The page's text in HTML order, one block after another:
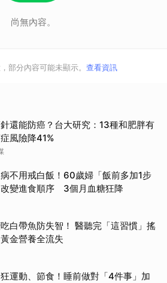
尚無內容。
部分內容可能未顯示。 查看資訊
還能防癌？台大研究：13種和肥胖有
風險降41%
不用戒白飯！60歲婦「飯前多加1步
變進食順序 3個月血糖狂降
白帶魚防失智！ 醫聽完「這習慣」搖
金營養全流失
運動、節食！睡前做對「4件事」加